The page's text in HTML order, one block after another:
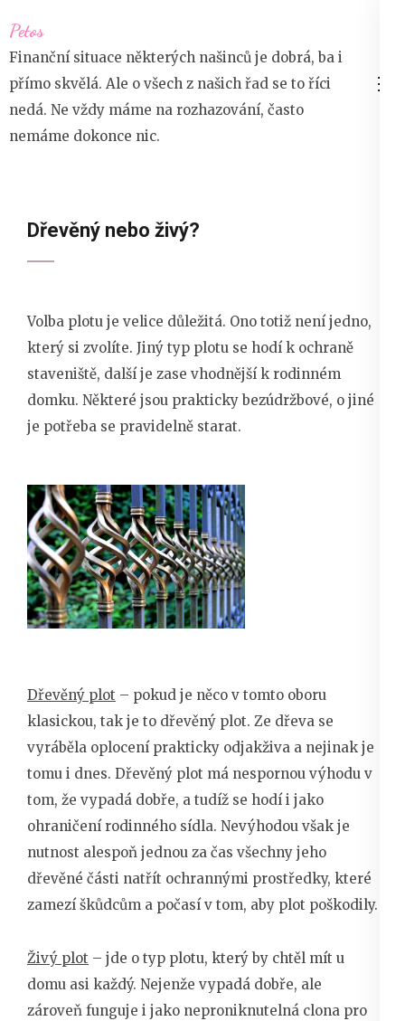
na
obsah
(stiskněte
Enter)
Petos
Finanční situace některých našinců je dobrá, ba i
přímo skvělá. Ale o všech z našich řad se to říci
nedá. Ne vždy máme na rozhazování, často
nemáme dokonce nic.
Dřevěný nebo živý?
Volba plotu je velice důležitá. Ono totiž není jedno,
který si zvolíte. Jiný typ plotu se hodí k ochraně
staveniště, další je zase vhodnější k rodinném
domku. Některé jsou prakticky bezúdržbové, o jiné
je potřeba se pravidelně starat.
Dřevěný plot – pokud je něco v tomto oboru
klasickou, tak je to dřevěný plot. Ze dřeva se
vyráběla oplocení prakticky odjakživa a nejinak je
tomu i dnes. Dřevěný plot má nespornou výhodu v
tom, že vypadá dobře, a tudíž se hodí i jako
ohraničení rodinného sídla. Nevýhodou však je
nutnost alespoň jednou za čas všechny jeho
dřevěné části natřít ochrannými prostředky, které
zamezí škůdcům a počasí v tom, aby plot poškodily.
Živý plot – jde o typ plotu, který by chtěl mít u
domu asi každý. Nejenže vypadá dobře, ale
zároveň funguje i jako neproniknutelná clona pro